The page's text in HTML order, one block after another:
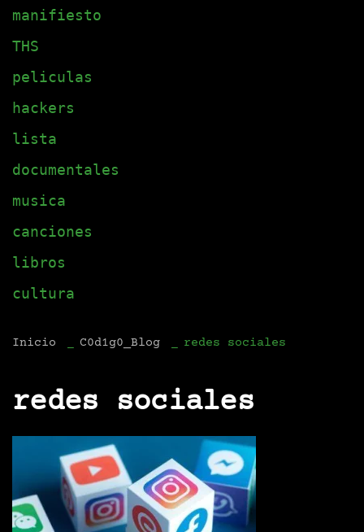
manifiesto
THS
peliculas
hackers
lista
documentales
musica
canciones
libros
cultura
Inicio C0d1g0_Blog redes sociales
redes sociales